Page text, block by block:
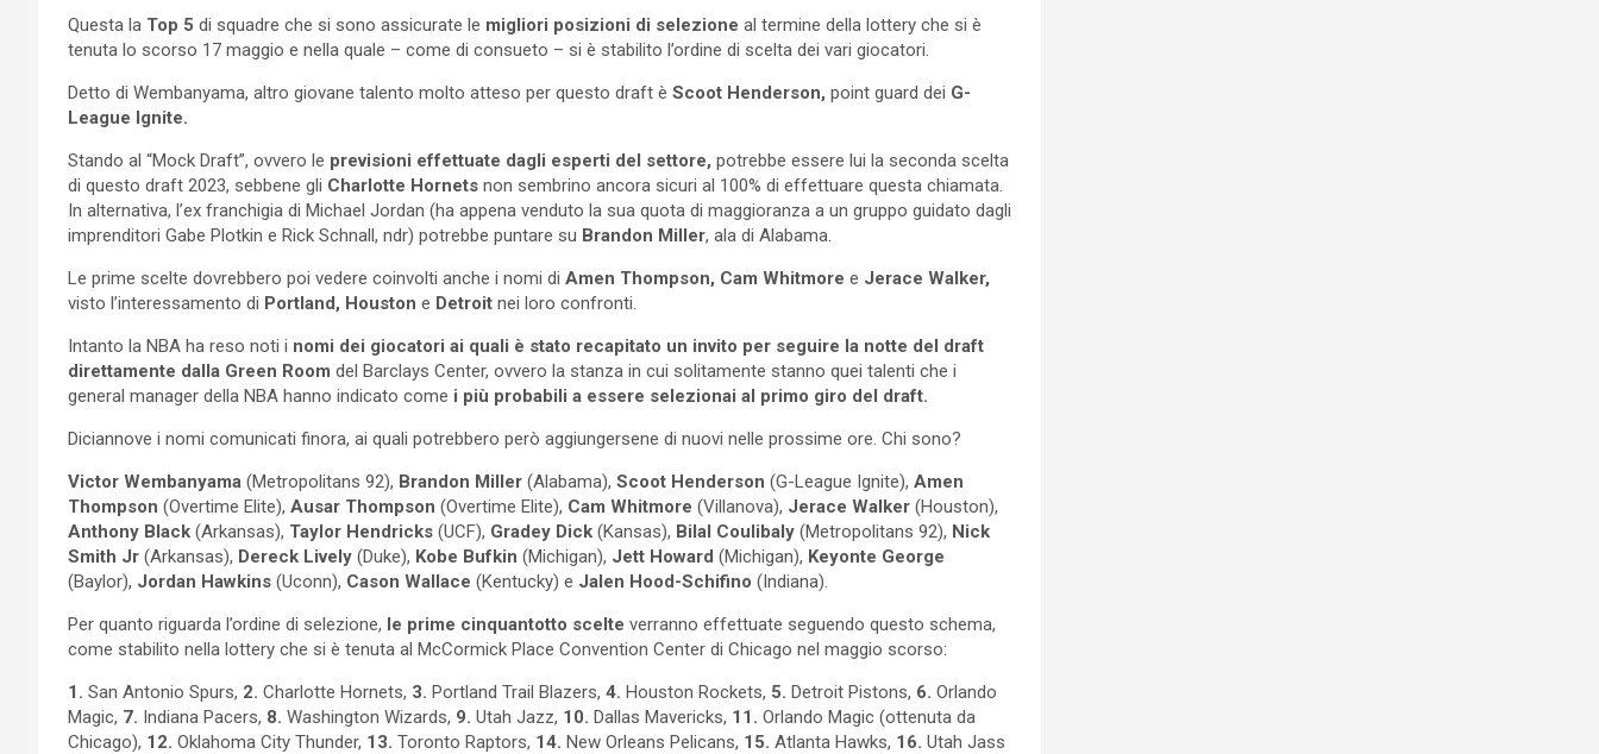
Questa la Top 5 di squadre che si sono assicurate le migliori posizioni di selezione al termine della lottery che si è
tenuta lo scorso 17 maggio e nella quale – come di consueto – si è stabilito l’ordine di scelta dei vari giocatori.
Detto di Wembanyama, altro giovane talento molto atteso per questo draft è Scoot Henderson, point guard dei G-
League Ignite.
Stando al “Mock Draft”, ovvero le previsioni effettuate dagli esperti del settore, potrebbe essere lui la seconda scelta
di questo draft 2023, sebbene gli Charlotte Hornets non sembrino ancora sicuri al 100% di effettuare questa chiamata.
In alternativa, l’ex franchigia di Michael Jordan (ha appena venduto la sua quota di maggioranza a un gruppo guidato dagli
imprenditori Gabe Plotkin e Rick Schnall, ndr) potrebbe puntare su Brandon Miller, ala di Alabama.
Le prime scelte dovrebbero poi vedere coinvolti anche i nomi di Amen Thompson, Cam Whitmore e Jerace Walker,
visto l’interessamento di Portland, Houston e Detroit nei loro confronti.
Intanto la NBA ha reso noti i nomi dei giocatori ai quali è stato recapitato un invito per seguire la notte del draft
direttamente dalla Green Room del Barclays Center, ovvero la stanza in cui solitamente stanno quei talenti che i
general manager della NBA hanno indicato come i più probabili a essere selezionai al primo giro del draft.
Diciannove i nomi comunicati finora, ai quali potrebbero però aggiungersene di nuovi nelle prossime ore. Chi sono?
Victor Wembanyama (Metropolitans 92), Brandon Miller (Alabama), Scoot Henderson (G-League Ignite), Amen
Thompson (Overtime Elite), Ausar Thompson (Overtime Elite), Cam Whitmore (Villanova), Jerace Walker (Houston),
Anthony Black (Arkansas), Taylor Hendricks (UCF), Gradey Dick (Kansas), Bilal Coulibaly (Metropolitans 92), Nick
Smith Jr (Arkansas), Dereck Lively (Duke), Kobe Bufkin (Michigan), Jett Howard (Michigan), Keyonte George
(Baylor), Jordan Hawkins (Uconn), Cason Wallace (Kentucky) e Jalen Hood-Schifino (Indiana).
Per quanto riguarda l’ordine di selezione, le prime cinquantotto scelte verranno effettuate seguendo questo schema,
come stabilito nella lottery che si è tenuta al McCormick Place Convention Center di Chicago nel maggio scorso:
1. San Antonio Spurs, 2. Charlotte Hornets, 3. Portland Trail Blazers, 4. Houston Rockets, 5. Detroit Pistons, 6. Orlando
Magic, 7. Indiana Pacers, 8. Washington Wizards, 9. Utah Jazz, 10. Dallas Mavericks, 11. Orlando Magic (ottenuta da
Chicago), 12. Oklahoma City Thunder, 13. Toronto Raptors, 14. New Orleans Pelicans, 15. Atlanta Hawks, 16. Utah Jass